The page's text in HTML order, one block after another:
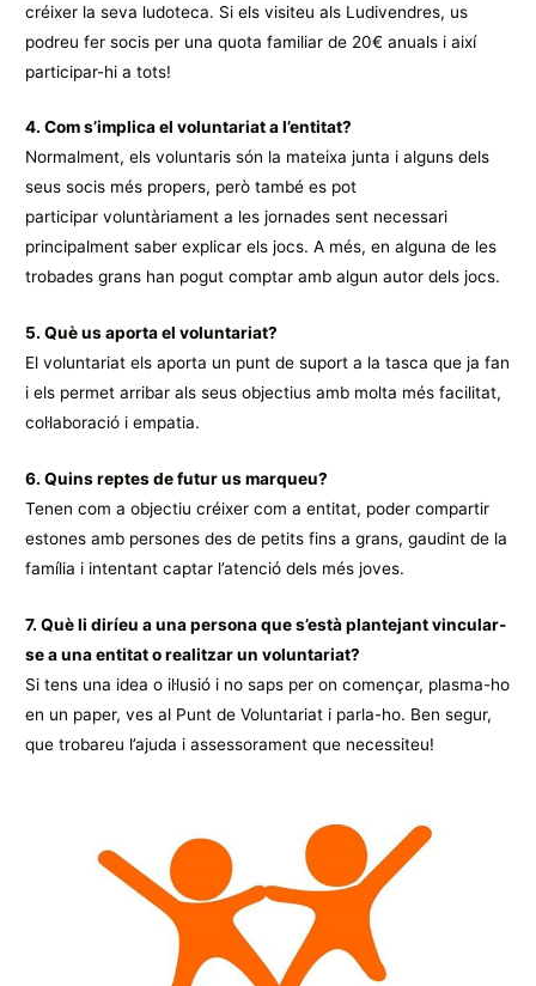
créixer la seva ludoteca. Si els visiteu als Ludivendres, us
podreu fer socis per una quota familiar de 20€ anuals i així
participar-hi a tots!
4. Com s’implica el voluntariat a l’entitat?
Normalment, els voluntaris són la mateixa junta i alguns dels
seus socis més propers, però també es pot
participar voluntàriament a les jornades sent necessari
principalment saber explicar els jocs. A més, en alguna de les
trobades grans han pogut comptar amb algun autor dels jocs.
5. Què us aporta el voluntariat?
El voluntariat els aporta un punt de suport a la tasca que ja fan
i els permet arribar als seus objectius amb molta més facilitat,
col·laboració i empatia.
6. Quins reptes de futur us marqueu?
Tenen com a objectiu créixer com a entitat, poder compartir
estones amb persones des de petits fins a grans, gaudint de la
família i intentant captar l’atenció dels més joves.
7. Què li diríeu a una persona que s’està plantejant vincular-
se a una entitat o realitzar un voluntariat?
Si tens una idea o il·lusió i no saps per on començar, plasma-ho
en un paper, ves al Punt de Voluntariat i parla-ho. Ben segur,
que trobareu l’ajuda i assessorament que necessiteu!